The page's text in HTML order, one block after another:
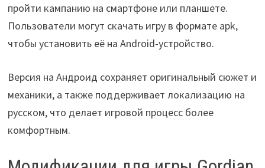
пройти кампанию на смартфоне или планшете.
Пользователи могут скачать игру в формате apk,
чтобы установить её на Android-устройство.
Версия на Андроид сохраняет оригинальный сюжет и
механики, а также поддерживает локализацию на
русском, что делает игровой процесс более
комфортным.